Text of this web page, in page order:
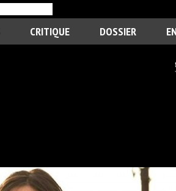
CRITIQUE DOSSIER